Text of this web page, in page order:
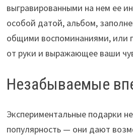
выгравированными на нем ее
особой датой, альбом,
общими воспоминаниями, или
от руки и выражающее ваши
Незабываемые
Экспериментальные подарки
популярность — они дают